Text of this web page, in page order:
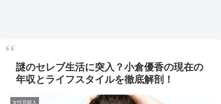
謎のセレブ生活に突入？小倉優香の現在の
年収とライフスタイルを徹底解剖！
女性芸能人